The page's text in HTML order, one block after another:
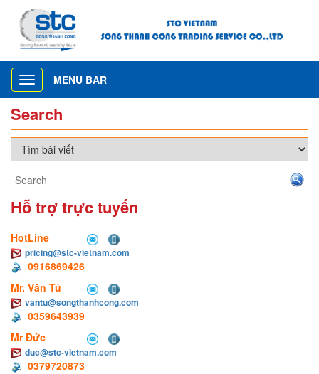
Toggle
navigation
MENU BAR
Search
Hỗ trợ trực tuyến
HotLine
pricing@stc-vietnam.com
0916869426
Mr. Văn Tú
vantu@songthanhcong.com
0359643939
Mr Đức
duc@stc-vietnam.com
0379720873